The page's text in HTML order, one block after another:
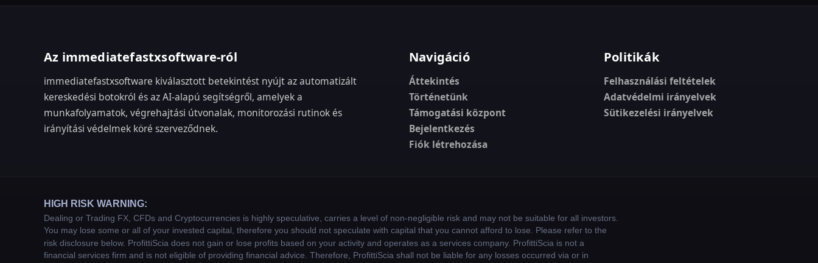
Az immediatefastxsoftware-ról
immediatefastxsoftware kiválasztott betekintést nyújt az automatizált
kereskedési botokról és az AI-alapú segítségről, amelyek a
munkafolyamatok, végrehajtási útvonalak, monitorozási rutinok és
irányítási védelmek köré szerveződnek.
Navigáció
Áttekintés
Történetünk
Támogatási központ
Bejelentkezés
Fiók létrehozása
Politikák
Felhasználási feltételek
Adatvédelmi irányelvek
Sütikezelési irányelvek